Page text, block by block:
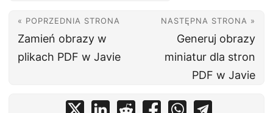
« POPRZEDNIA STRONA
Zamień obrazy w
plikach PDF w Javie
NASTĘPNA STRONA »
Generuj obrazy
miniatur dla stron
PDF w Javie